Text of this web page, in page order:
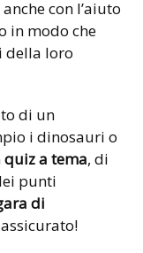
con l’aiuto
in modo che
della loro
di un
i dinosauri o
quiz a tema, di
punti
di